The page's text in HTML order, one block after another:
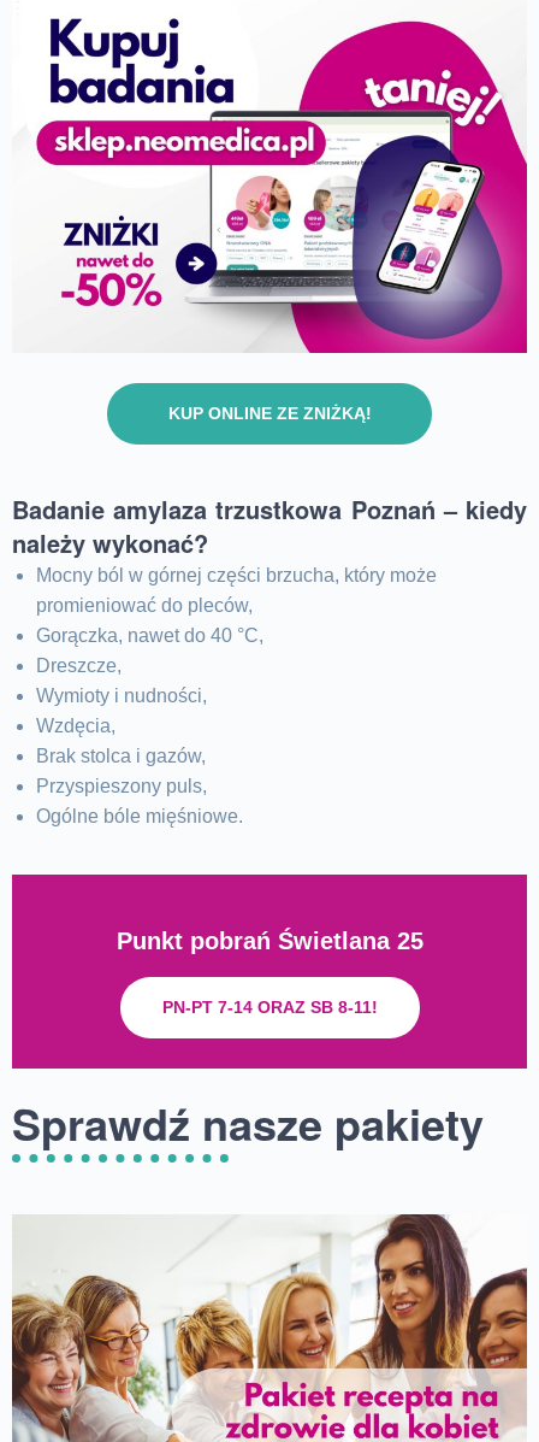
KUP ONLINE ZE ZNIŻKĄ!
Badanie amylaza trzustkowa Poznań – kiedy
należy wykonać?
Mocny ból w górnej części brzucha, który może
promieniować do pleców,
Gorączka, nawet do 40 °C,
Dreszcze,
Wymioty i nudności,
Wzdęcia,
Brak stolca i gazów,
Przyspieszony puls,
Ogólne bóle mięśniowe.
Punkt pobrań Świetlana 25
PN-PT 7-14 ORAZ SB 8-11!
Sprawdź nasze pakiety